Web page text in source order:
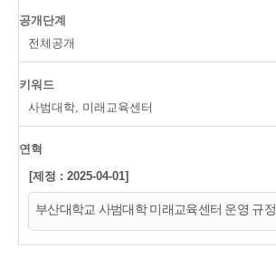
공개단계
전체공개
키워드
사범대학, 미래교육센터
연혁
[제정 : 2025-04-01]
부산대학교 사범대학 미래교육센터 운영 규정